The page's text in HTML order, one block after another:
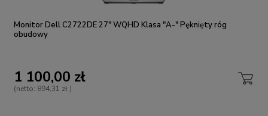
Monitor Dell C2722DE 27" WQHD Klasa "A-" Pęknięty róg
obudowy
1 100,00 zł
(netto: 894,31 zł )